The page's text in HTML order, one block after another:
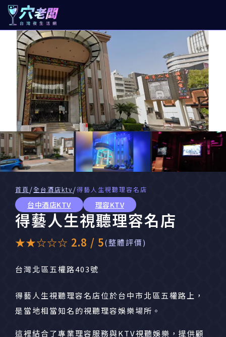
首頁 /全台酒店ktv/得藝人生視聽理容名店
台中酒店KTV 理容KTV
得藝人生視聽理容名店
★★☆☆☆ 2.8 / 5(整體評價)
台灣北區五權路403號
得藝人生視聽理容名店位於台中市北區五權路上，
是當地相當知名的視聽理容娛樂場所。
這裡結合了專業理容服務與KTV視聽娛樂，提供顧